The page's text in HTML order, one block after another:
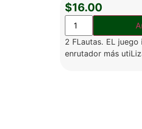
$16.00
2 FLautas. EL
enrutador más